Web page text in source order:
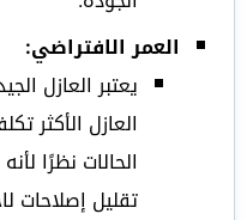
العمر الافتراضي:
يعتبر العازل
العازل الأكثر
الحالات نظرًا
تقليل إصلاحات